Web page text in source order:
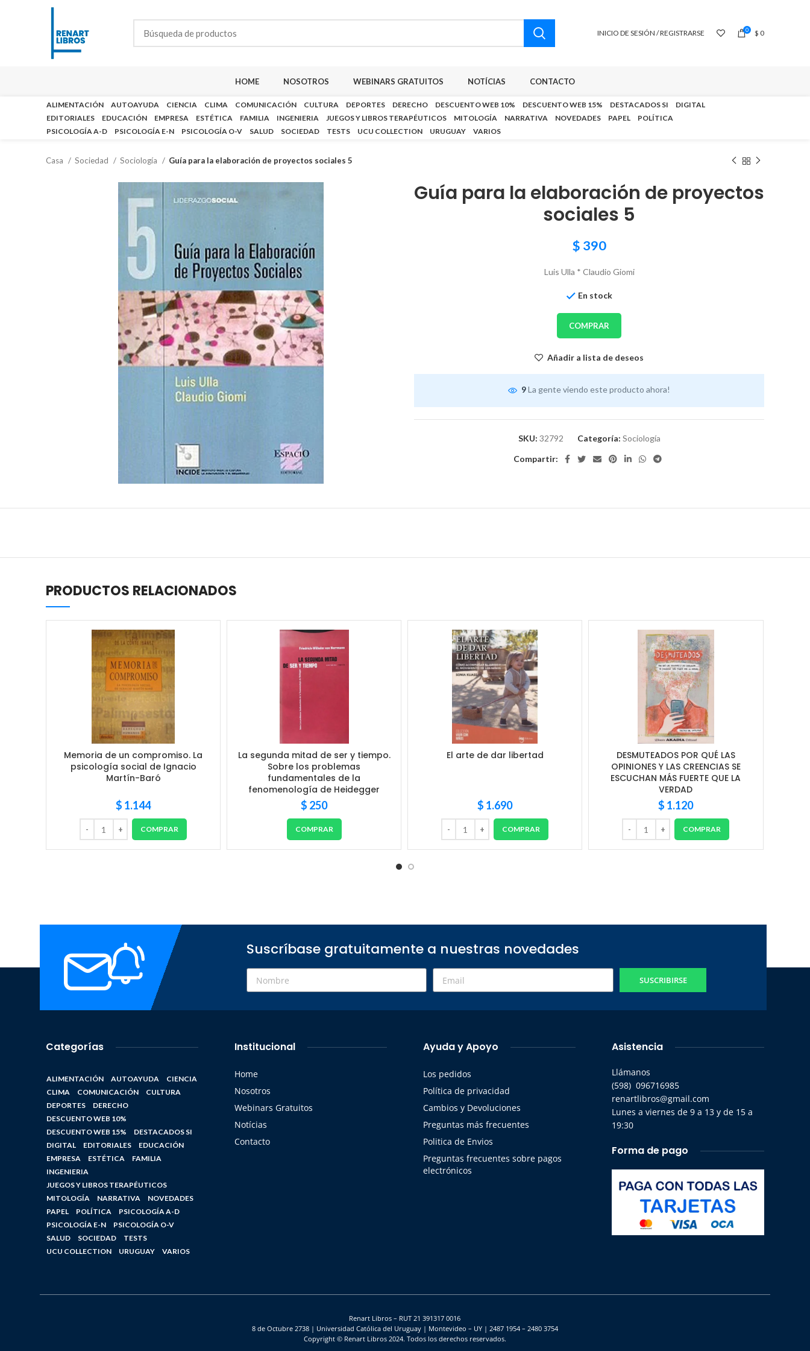
INICIO DE SESIÓN / REGISTRARSE 0 $ 0
HOME NOSOTROS WEBINARS GRATUITOS NOTÍCIAS CONTACTO
ALIMENTACIÓN AUTOAYUDA CIENCIA CLIMA COMUNICACIÓN CULTURA DEPORTES DERECHO DESCUENTO WEB 10% DESCUENTO WEB 15% DESTACADOS SI
DIGITAL
EDITORIALES
EDUCACIÓN EMPRESA ESTÉTICA FAMILIA INGENIERIA JUEGOS Y LIBROS TERAPÉUTICOS MITOLOGÍA NARRATIVA NOVEDADES PAPEL
POLÍTICA
PSICOLOGÍA A-D
PSICOLOGÍA E-N PSICOLOGÍA O-V SALUD SOCIEDAD TESTS UCU COLLECTION URUGUAY VARIOS
Casa Sociedad Sociología Guía para la elaboración de proyectos sociales 5
Guía para la elaboración de proyectos
sociales 5
$ 390
Luis Ulla * Claudio Giomi
En stock
COMPRAR
Añadir a lista de deseos
9La gente viendo este producto ahora!
SKU: 32792 Categoría: Sociología
Compartir:
PRODUCTOS RELACIONADOS
Memoria de un compromiso. La
psicología social de Ignacio
Martín-Baró
$ 1.144
COMPRAR
La segunda mitad de ser y tiempo.
Sobre los problemas
fundamentales de la
fenomenología de Heidegger
$ 250
COMPRAR
El arte de dar libertad
$ 1.690
COMPRAR
DESMUTEADOS POR QUÉ LAS
OPINIONES Y LAS CREENCIAS SE
ESCUCHAN MÁS FUERTE QUE LA
VERDAD
$ 1.120
COMPRAR
Suscríbase gratuitamente a nuestras novedades
SUSCRIBIRSE
Categorías
ALIMENTACIÓN AUTOAYUDA
CIENCIA
CLIMA
COMUNICACIÓN
CULTURA
DEPORTES
DERECHO
DESCUENTO WEB 10%
DESCUENTO WEB 15%
DESTACADOS SI
DIGITAL
EDITORIALES
EDUCACIÓN
EMPRESA
ESTÉTICA
FAMILIA
INGENIERIA
JUEGOS Y LIBROS TERAPÉUTICOS
MITOLOGÍA
NARRATIVA
NOVEDADES
PAPEL
POLÍTICA
PSICOLOGÍA A-D
PSICOLOGÍA E-N
PSICOLOGÍA O-V
SALUD
SOCIEDAD
TESTS
UCU COLLECTION
URUGUAY VARIOS
Institucional
Home
Nosotros
Webinars Gratuitos
Notícias
Contacto
Ayuda y Apoyo
Los pedidos
Política de privacidad
Cambios y Devoluciones
Preguntas más frecuentes
Politica de Envios
Preguntas frecuentes sobre pagos
electrónicos
Asistencia
Llámanos
(598) 096716985
renartlibros@gmail.com
Lunes a viernes de 9 a 13 y de 15 a
19:30
Forma de pago
Renart Libros – RUT 21 391317 0016
8 de Octubre 2738 | Universidad Católica del Uruguay | Montevideo – UY | 2487 1954 – 2480 3754
Copyright © Renart Libros 2024. Todos los derechos reservados.